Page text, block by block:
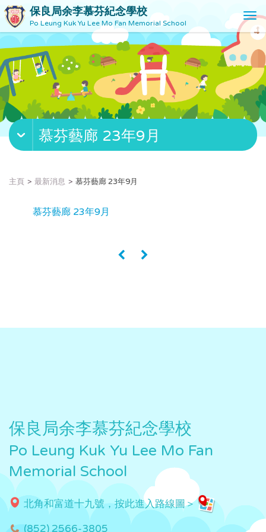
保良局余李慕芬紀念學校
Po Leung Kuk Yu Lee Mo Fan Memorial School
T
o
g
l
e
v
g
慕芬藝廊 23年9月
主頁 最新消息 慕芬藝廊 23年9月
慕芬藝廊 23年9月
« »
保良局余李慕芬紀念學校
Po Leung Kuk Yu Lee Mo Fan
Memorial School
北角和富道十九號，按此進入路線圖＞
(852) 2566-3805